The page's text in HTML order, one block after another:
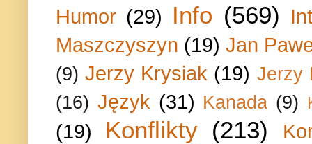
Humor (29) Info (569)
Maszczyszyn (19) Jan
(9) Jerzy Krysiak (19) Jerzy
(16) Język (31) Kanada (9)
(19) Konflikty (213)